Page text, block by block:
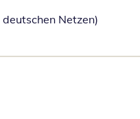
Netzen)